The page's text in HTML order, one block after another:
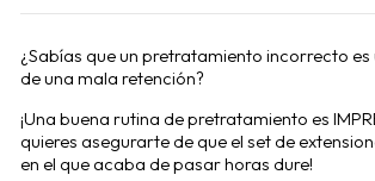
¿Sabías que un pretratamiento incorrecto es
de una mala retención?
¡Una buena rutina de pretratamiento es
quieres asegurarte de que el set de
en el que acaba de pasar horas dure!